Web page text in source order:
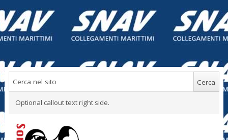
Optional callout text right side.